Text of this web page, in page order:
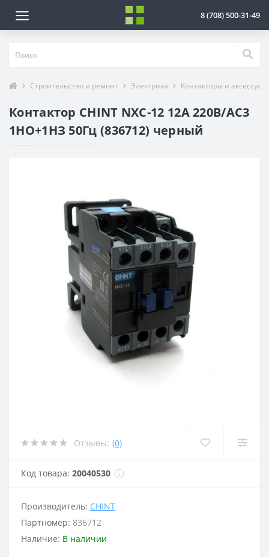
8 (708) 500-31-49
Строительство и ремонт Электрика Контакторы и
Контактор CHINT NXC-12 12A 220В/АС3
1НО+1НЗ 50Гц (836712) черный
Отзывы: (0)
Код товара: 20040530
Производитель: CHINT
Партномер: 836712
Наличие: В наличии